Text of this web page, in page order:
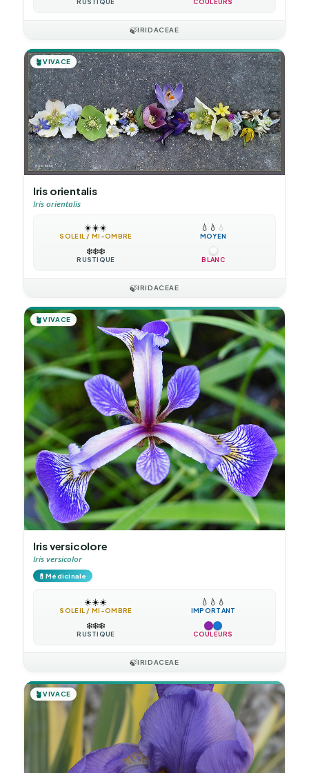
🍃IRIDACEAE
🪴VIVACE
Iris orientalis
Iris orientalis
☀️☀️☀️
SOLEIL / MI-OMBRE
💧 💧 💧
MOYEN
❄️❄️❄️
RUSTIQUE BLANC
🍃IRIDACEAE
🪴VIVACE
Iris versicolore
Iris versicolor
💊Médicinale
☀️☀️☀️
SOLEIL / MI-OMBRE
💧 💧 💧
IMPORTANT
❄️❄️❄️
RUSTIQUE COULEURS
🍃IRIDACEAE
🪴VIVACE